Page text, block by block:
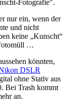
Fotografie".
nur ein, wenn der
und nicht
keine „Kunscht“
…
könnten,
DSLR
ohne Stativ aus
Bei Trash kommt
an.